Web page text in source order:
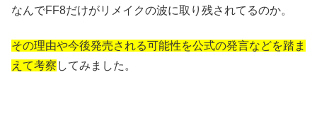
なんでFF8だけがリメイクの波に取り残されてるのか。
その理由や今後発売される可能性を公式の発言などを踏ま
えて考察 してみました。